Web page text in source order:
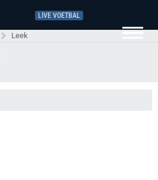
LIVE VOETBAL
Leek